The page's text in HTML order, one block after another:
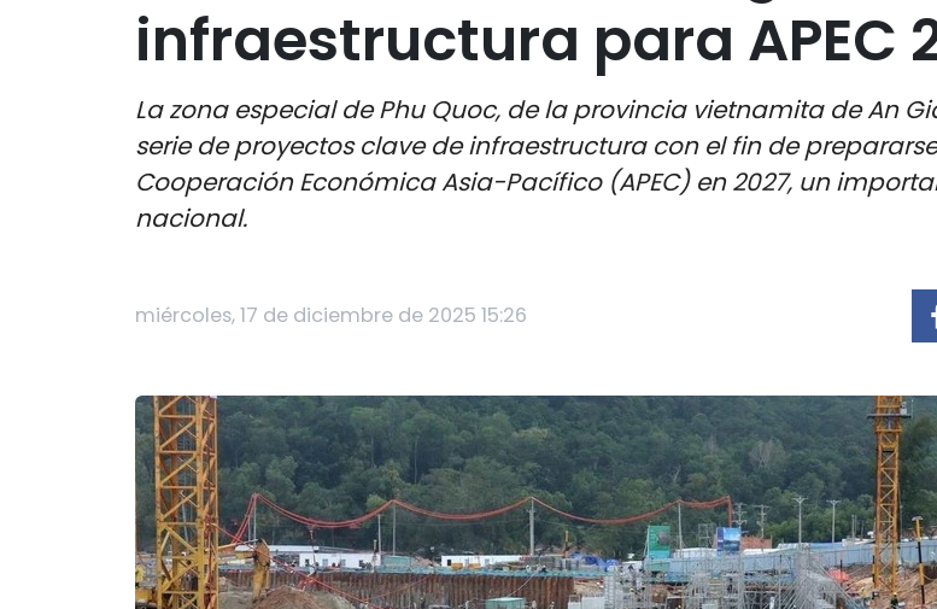
infraestructura para APEC
La zona especial de Phu Quoc, de la provincia vietnamita de An
serie de proyectos clave de infraestructura con el fin de
Cooperación Económica Asia-Pacífico (APEC) en 2027, un
nacional.
miércoles, 17 de diciembre de 2025 15:26